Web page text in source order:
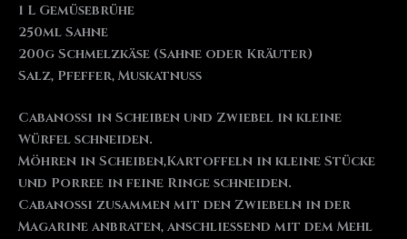
1 L Gemüsebrühe
250ml Sahne
200g Schmelzkäse (Sahne oder Kräuter)
Salz, Pfeffer, Muskatnuss
Cabanossi in Scheiben und Zwiebel in kleine
Würfel schneiden.
Möhren in Scheiben,Kartoffeln in kleine Stücke
und Porree in feine Ringe schneiden.
Cabanossi zusammen mit den Zwiebeln in der
Magarine anbraten, anschließend mit dem Mehl